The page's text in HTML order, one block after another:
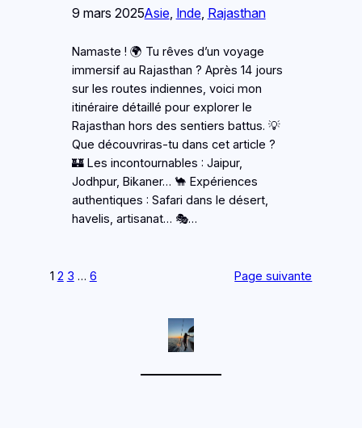
9 mars 2025Asie, Inde, Rajasthan
Namaste ! 🌍 Tu rêves d’un voyage
immersif au Rajasthan ? Après 14 jours
sur les routes indiennes, voici mon
itinéraire détaillé pour explorer le
Rajasthan hors des sentiers battus. 💡
Que découvriras-tu dans cet article ?
🏰 Les incontournables : Jaipur,
Jodhpur, Bikaner… 🐪 Expériences
authentiques : Safari dans le désert,
havelis, artisanat… 🎭…
1 2 3 … 6 Page suivante